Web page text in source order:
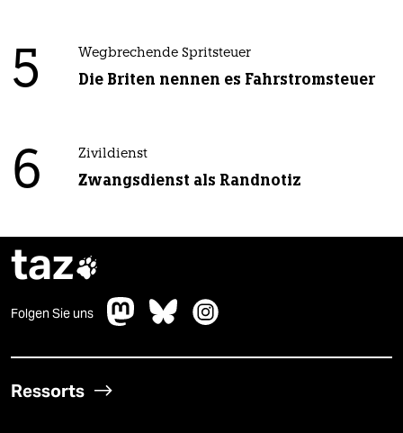
5 Wegbrechende Spritsteuer
Die Briten nennen es Fahrstromsteuer
6 Zivildienst
Zwangsdienst als Randnotiz
taz
Folgen Sie uns
Ressorts